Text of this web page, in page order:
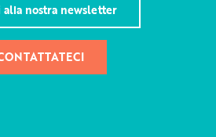
alla nostra newsletter